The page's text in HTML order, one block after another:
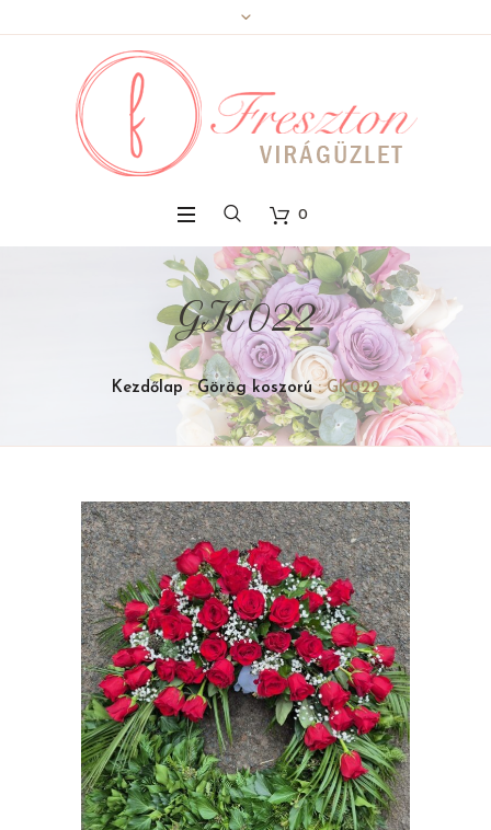
0
GK022
Kezdőlap :Görög koszorú: GK022